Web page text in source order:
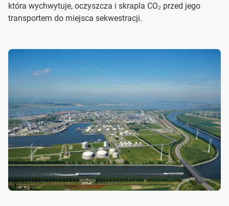
która wychwytuje, oczyszcza i skrapla CO₂ przed jego
transportem do miejsca sekwestracji.